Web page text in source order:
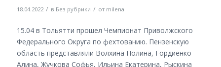
18.04.2022 / в Без рубрики / от milena
15.04 в Тольятти прошел Чемпионат Приволжского
Федерального Округа по фехтованию. Пензенскую
область представляли Волхина Полина, Гордиенко
Алина, Жучкова Софья, Ильина Екатерина, Рыскина